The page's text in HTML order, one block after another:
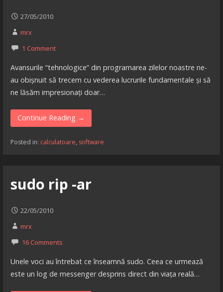
27/05/2010
mrx
1 Comment
Avansurile “tehnologice” din programarea zilelor noastre ne-
au obișnuit să trecem cu vederea lucrurile fundamentale și să
ne lăsăm impresionați doar…
Continue Reading →
Posted in: calculatoare, software
sudo rip -ar
22/05/2010
mrx
16 Comments
Unele voci au întrebat ce înseamnă sudo. Ceea ce urmează
este un log de messenger desprins direct din viața reală…